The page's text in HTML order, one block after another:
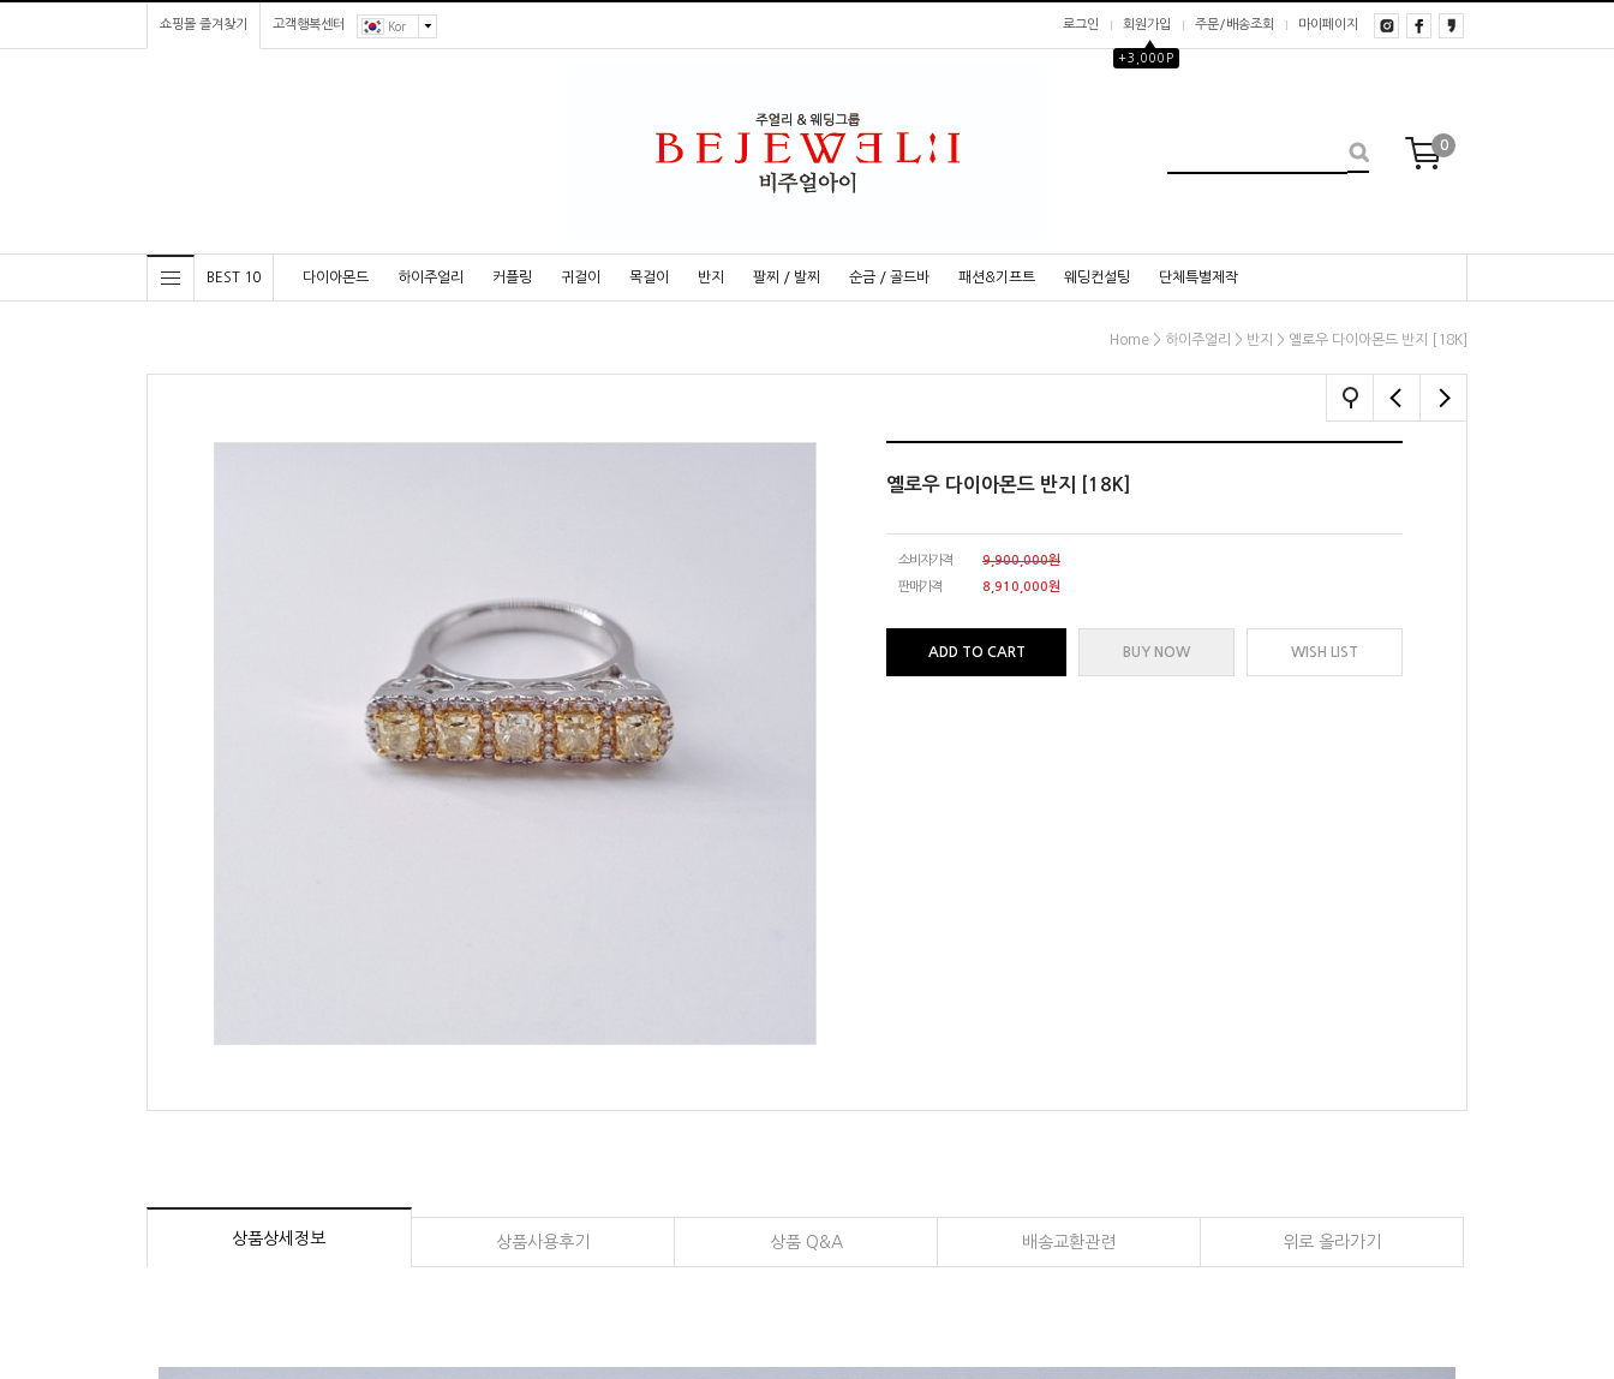
쇼핑몰 즐겨찾기 고객행복센터 Kor 로그인 회원가입
▲
+3,000P
주문/배송조회 마이페이지
0
BEST 10 다이아몬드 하이주얼리 커플링 귀걸이 목걸이 반지 팔찌 / 발찌 순금 / 골드바 패션&기프트 웨딩컨설팅 단체특별제작
Home > 하이주얼리 > 반지 > 옐로우 다이아몬드 반지 [18K]
옐로우 다이아몬드 반지 [18K]
소비자가격
9,900,000원
판매가격
8,910,000원
ADD TO CART BUY NOW WISH LIST
상품상세정보 상품사용후기 상품 Q&A 배송교환관련 위로 올라가기